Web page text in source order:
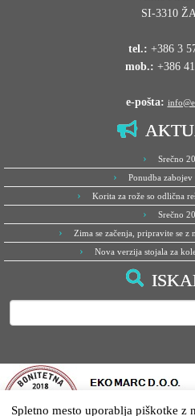
SI-3310
tel.: +386 3
mob.: +386
e-pošta:
Srečno
Ponudba zabojev
Korita za rože so odlična
Srečno
Zima se začenja, pripravite se z
Nova verzija stojala za
Spletno mesto uporablja piškotke z